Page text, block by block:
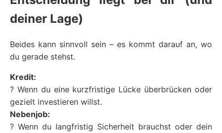
deiner Lage)
Beides kann sinnvoll sein – es kommt darauf an, wo
du gerade stehst.
Kredit:
? Wenn du eine kurzfristige Lücke überbrücken oder
gezielt investieren willst.
Nebenjob:
? Wenn du langfristig Sicherheit brauchst oder dein